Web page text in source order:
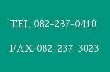
TEL 082-237-0410
FAX 082-237-3023